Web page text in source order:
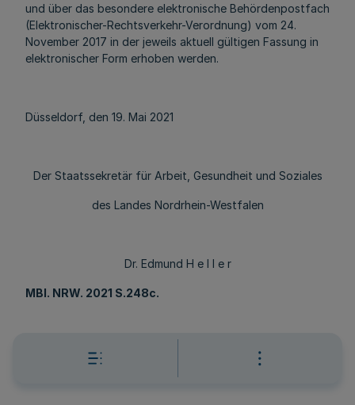
und über das besondere elektronische Behördenpostfach
(Elektronischer-Rechtsverkehr-Verordnung) vom 24.
November 2017 in der jeweils aktuell gültigen Fassung in
elektronischer Form erhoben werden.
Düsseldorf, den 19. Mai 2021
Der Staatssekretär für Arbeit, Gesundheit und Soziales
des Landes Nordrhein-Westfalen
Dr. Edmund H e l l e r
MBl. NRW. 2021 S.248c.